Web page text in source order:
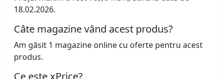
18.02.2026.
Câte magazine vând acest produs?
Am găsit 1 magazine online cu oferte pentru acest
produs.